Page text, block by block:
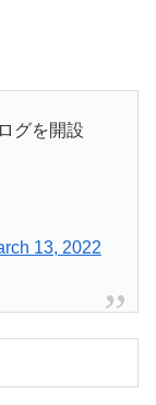
グを開設
13, 2022